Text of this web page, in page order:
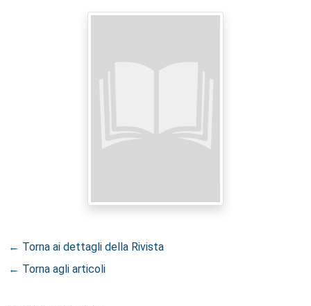
← Torna ai dettagli della Rivista
← Torna agli articoli